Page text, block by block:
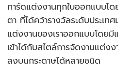
rating
การ์ดแต่งงานทุกใบออกแบบโ
ตา ที่ได้คว้ารางวัลระดับประเท
แต่งงานของเราออกแบบโดย
เข้าได้กับสไตล์การจัดงานแต่
ลงบนกระดาษได้หลายชนิด